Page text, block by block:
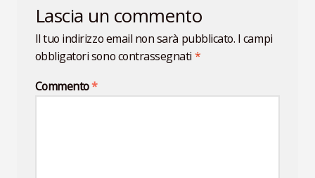
Lascia un commento
Il tuo indirizzo email non sarà pubblicato. I campi
obbligatori sono contrassegnati *
Commento*